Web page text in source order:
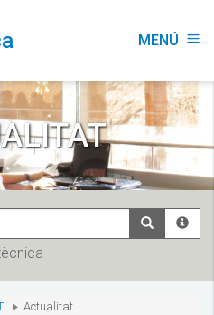
MENÚ menu
Actualitat